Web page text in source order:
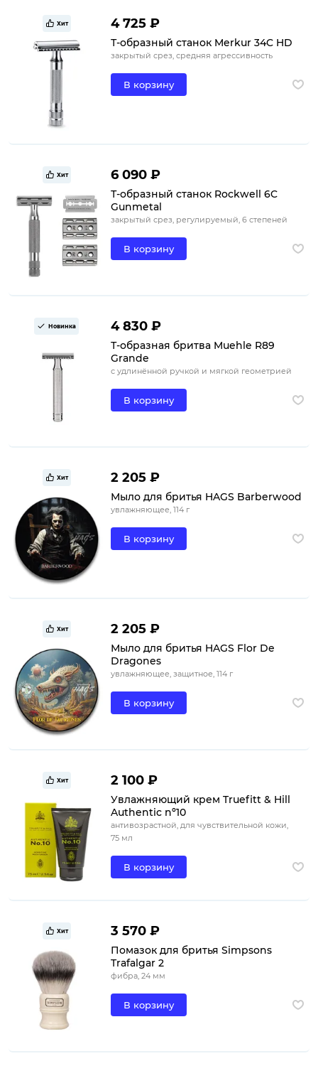
Хит 4 725 ₽
Т-образный станок Merkur 34C HD
закрытый срез, средняя агрессивность
В корзину
Хит 6 090 ₽
Т-образный станок Rockwell 6C
Gunmetal
закрытый срез, регулируемый, 6 степеней
В корзину
Новинка 4 830 ₽
Т-образная бритва Muehle R89
Grande
с удлинённой ручкой и мягкой геометрией
В корзину
Хит 2 205 ₽
Мыло для бритья HAGS Barberwood
увлажняющее, 114 г
В корзину
Хит 2 205 ₽
Мыло для бритья HAGS Flor De
Dragones
увлажняющее, защитное, 114 г
В корзину
Хит 2 100 ₽
Увлажняющий крем Truefitt & Hill
Authentic nº10
антивозрастной, для чувствительной кожи,
75 мл
В корзину
Хит 3 570 ₽
Помазок для бритья Simpsons
Trafalgar 2
фибра, 24 мм
В корзину